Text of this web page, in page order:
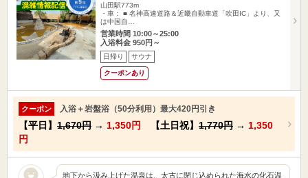
山田駅773m
・車： ■ 名神高速道路＆近畿自動車道「吹田IC」より、又
は中国自…
営業時間 10:00～25:00
入浴料金 950円～
日帰り サウナ
クーポンあり
クーポン 入浴＋岩盤浴（50分利用）最大420円引き
【平日】 1,670円 → 1,350円 【土日祝】 1,770円 → 1,350
円
地下から汲み上げた温泉は、太古に閉じ込められた海水の化石温